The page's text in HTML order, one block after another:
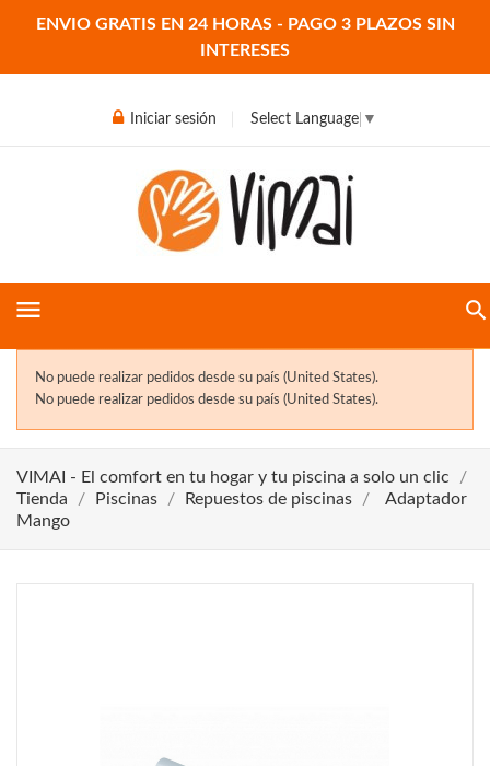
ENVIO GRATIS EN 24 HORAS - PAGO 3 PLAZOS SIN
INTERESES
Iniciar sesión Select Language ▼
menu
No puede realizar pedidos desde su país (United States).
No puede realizar pedidos desde su país (United States).
VIMAI - El comfort en tu hogar y tu piscina a solo un clic
Tienda
Piscinas Repuestos de piscinas
Adaptador
Mango